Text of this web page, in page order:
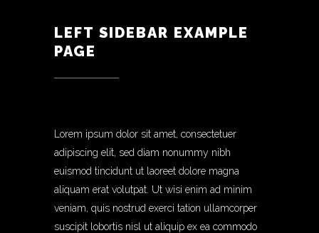
LEFT SIDEBAR EXAMPLE
PAGE
Lorem ipsum dolor sit amet, consectetuer
adipiscing elit, sed diam nonummy nibh
euismod tincidunt ut laoreet dolore magna
aliquam erat volutpat. Ut wisi enim ad minim
veniam, quis nostrud exerci tation ullamcorper
suscipit lobortis nisl ut aliquip ex ea commodo